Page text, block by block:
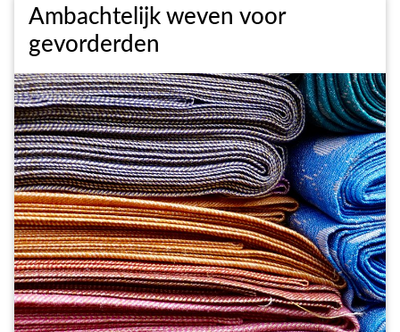
Ambachtelijk weven voor
gevorderden